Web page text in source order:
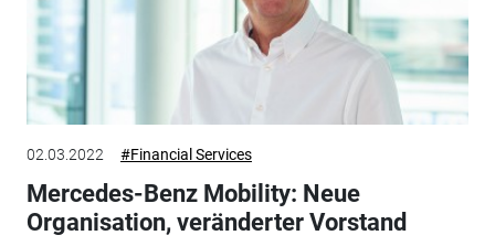
02.03.2022 #Financial Services
Mercedes-Benz Mobility: Neue
Organisation, veränderter Vorstand